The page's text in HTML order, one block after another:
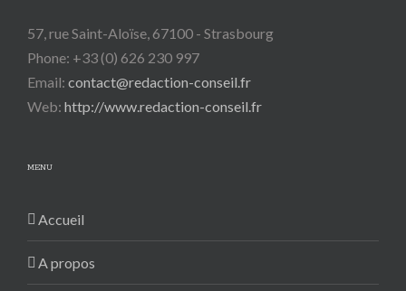
57, rue Saint-Aloïse, 67100 - Strasbourg
Phone: +33 (0) 626 230 997
Email: contact@redaction-conseil.fr
Web: http://www.redaction-conseil.fr
MENU
Accueil
A propos